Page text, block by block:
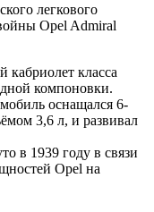
легкового
Opel Admiral
кабриолет класса
компоновки.
оснащался 6-
3,6 л, и развивал
в 1939 году в связи
Opel на